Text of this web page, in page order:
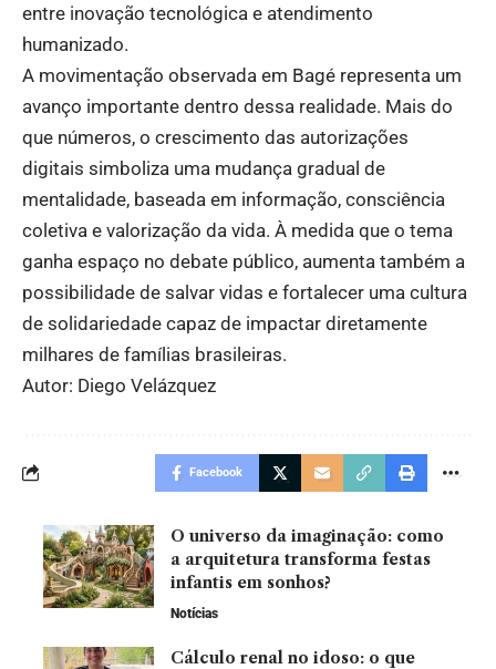
entre inovação tecnológica e atendimento
humanizado.
A movimentação observada em Bagé representa um
avanço importante dentro dessa realidade. Mais do
que números, o crescimento das autorizações
digitais simboliza uma mudança gradual de
mentalidade, baseada em informação, consciência
coletiva e valorização da vida. À medida que o tema
ganha espaço no debate público, aumenta também a
possibilidade de salvar vidas e fortalecer uma cultura
de solidariedade capaz de impactar diretamente
milhares de famílias brasileiras.
Autor: Diego Velázquez
Facebook
O universo da imaginação: como
a arquitetura transforma festas
infantis em sonhos?
Notícias
Cálculo renal no idoso: o que